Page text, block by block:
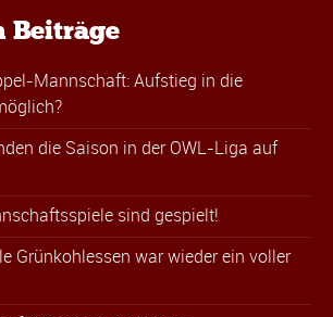
Beiträge
Mannschaft: Aufstieg in die
die Saison in der OWL-Liga auf
sind gespielt!
Grünkohlessen war wieder ein voller